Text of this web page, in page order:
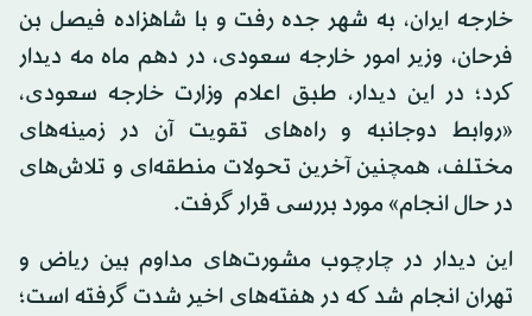
خارجه ایران، به شهر جده رفت و با شاهزاده فیصل بن
فرحان، وزیر امور خارجه سعودی، در دهم ماه مه دیدار
کرد؛ در این دیدار، طبق اعلام وزارت خارجه سعودی،
«روابط دوجانبه و راه‌های تقویت آن در زمینه‌های
مختلف، همچنین آخرین تحولات منطقه‌ای و تلاش‌های
در حال انجام» مورد بررسی قرار گرفت.
این دیدار در چارچوب مشورت‌های مداوم بین ریاض و
تهران انجام شد که در هفته‌های اخیر شدت گرفته است؛